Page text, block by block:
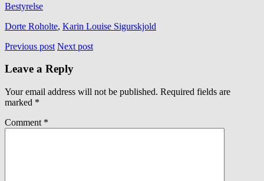
Bestyrelse
Dorte Roholte, Karin Louise Sigurskjold
Previous post Next post
Leave a Reply
Your email address will not be published. Required fields are
marked *
Comment *